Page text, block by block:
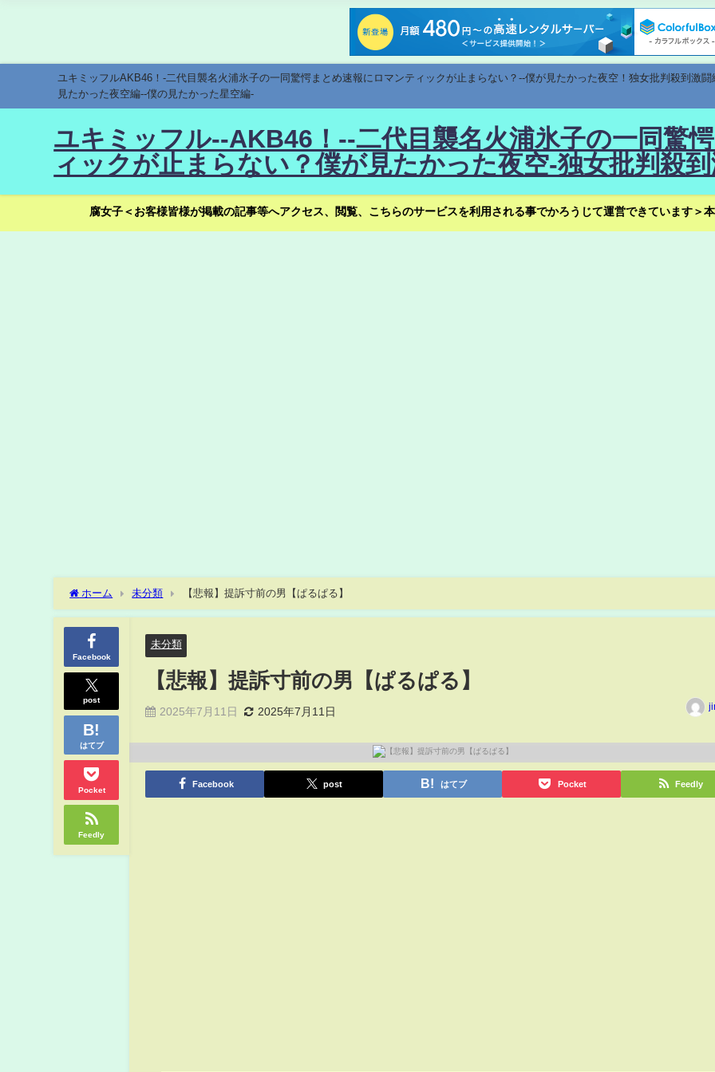
ユキミッフルAKB46！-二代目襲名火浦氷子の一同驚愕まとめ速報にロマンティックが止まらない？--僕が見たかった夜空！独女批判殺到激
見たかった夜空編--僕の見たかった星空編-
ユキミッフル--AKB46！--二代目襲名火浦氷子の一同驚
ィックが止まらない？僕が見たかった夜空-独女批判殺
腐女子＜お客様皆様が掲載の記事等へアクセス、閲覧、こちらのサービスを利用される事でかろうじて運営できています＞
ホーム 未分類 【悲報】提訴寸前の男【ぱるぱる】
Facebook
post
はてブ
Pocket
Feedly
未分類
【悲報】提訴寸前の男【ぱるぱる】
2025年7月11日 2025年7月11日
Facebook post はてブ Pocket Feedly